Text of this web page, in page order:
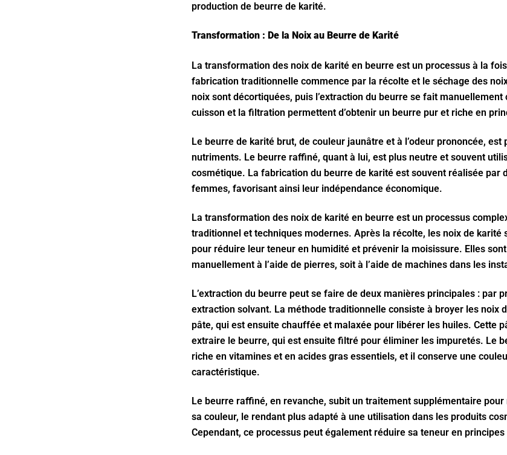
production de beurre de karité.
Transformation : De la Noix au Beurre de Karité
La transformation des noix de karité en beurre est un processus à la
fabrication traditionnelle commence par la récolte et le séchage des
noix sont décortiquées, puis l’extraction du beurre se fait
cuisson et la filtration permettent d’obtenir un beurre pur et riche en
Le beurre de karité brut, de couleur jaunâtre et à l’odeur prononcée,
nutriments. Le beurre raffiné, quant à lui, est plus neutre et souvent
cosmétique. La fabrication du beurre de karité est souvent réalisée par
femmes, favorisant ainsi leur indépendance économique.
La transformation des noix de karité en beurre est un processus
traditionnel et techniques modernes. Après la récolte, les noix de karité
pour réduire leur teneur en humidité et prévenir la moisissure. Elles
manuellement à l’aide de pierres, soit à l’aide de machines dans les
L’extraction du beurre peut se faire de deux manières principales : par
extraction solvant. La méthode traditionnelle consiste à broyer les noix
pâte, qui est ensuite chauffée et malaxée pour libérer les huiles. Cette
extraire le beurre, qui est ensuite filtré pour éliminer les impuretés. Le
riche en vitamines et en acides gras essentiels, et il conserve une
caractéristique.
Le beurre raffiné, en revanche, subit un traitement supplémentaire
sa couleur, le rendant plus adapté à une utilisation dans les produits
Cependant, ce processus peut également réduire sa teneur en